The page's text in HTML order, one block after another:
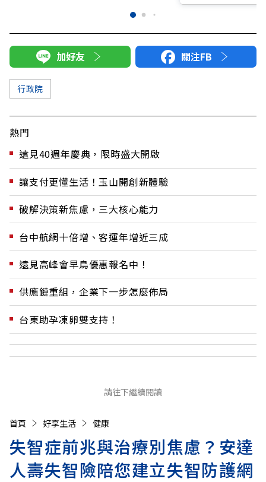
加好友 關注FB
行政院
熱門
遠見40週年慶典，限時盛大開啟
讓支付更懂生活！玉山開創新體驗
破解決策新焦慮，三大核心能力
台中航網十倍增、客運年增近三成
遠見高峰會早鳥優惠報名中！
供應鏈重組，企業下一步怎麼佈局
台東助孕凍卵雙支持！
請往下繼續閱讀
首頁 好享生活 健康
失智症前兆與治療別焦慮？安達
人壽失智險陪您建立失智防護網